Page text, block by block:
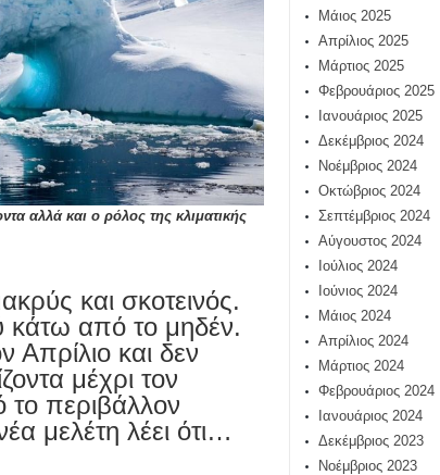
αλλά και ο ρόλος της κλιματικής
και σκοτεινός.
κάτω από το μηδέν.
Απρίλιο και δεν
μέχρι τον
περιβάλλον
μελέτη λέει ότι…
Μάιος 2025
Απρίλιος 2025
Μάρτιος 2025
Φεβρουάριος 2025
Ιανουάριος 2025
Δεκέμβριος 2024
Νοέμβριος 2024
Οκτώβριος 2024
Σεπτέμβριος 2024
Αύγουστος 2024
Ιούλιος 2024
Ιούνιος 2024
Μάιος 2024
Απρίλιος 2024
Μάρτιος 2024
Φεβρουάριος 2024
Ιανουάριος 2024
Δεκέμβριος 2023
Νοέμβριος 2023